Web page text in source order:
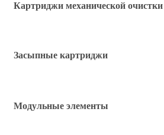
Картриджи механической очистки
Засыпные картриджи
Модульные элементы